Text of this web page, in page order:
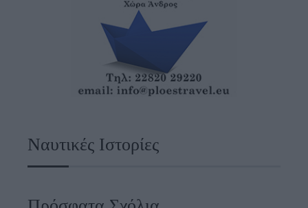
Ναυτικές Ιστορίες